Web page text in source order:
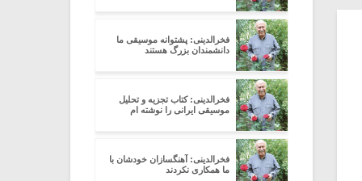
فخرالدینی: پشتوانه موسیقی ما
دانشمندان بزرگ هستند
فخرالدینی: کتاب تجزیه و تحلیل
موسیقی ایرانی را نوشته ام
فخرالدینی: آهنگسازان خودشان با
ما همکاری نکردند